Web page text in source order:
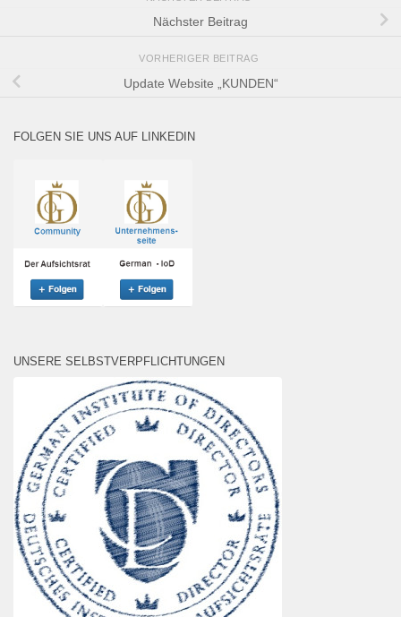
Nächster Beitrag
VORHERIGER BEITRAG
Update Website „KUNDEN“
FOLGEN SIE UNS AUF LINKEDIN
UNSERE SELBSTVERPFLICHTUNGEN